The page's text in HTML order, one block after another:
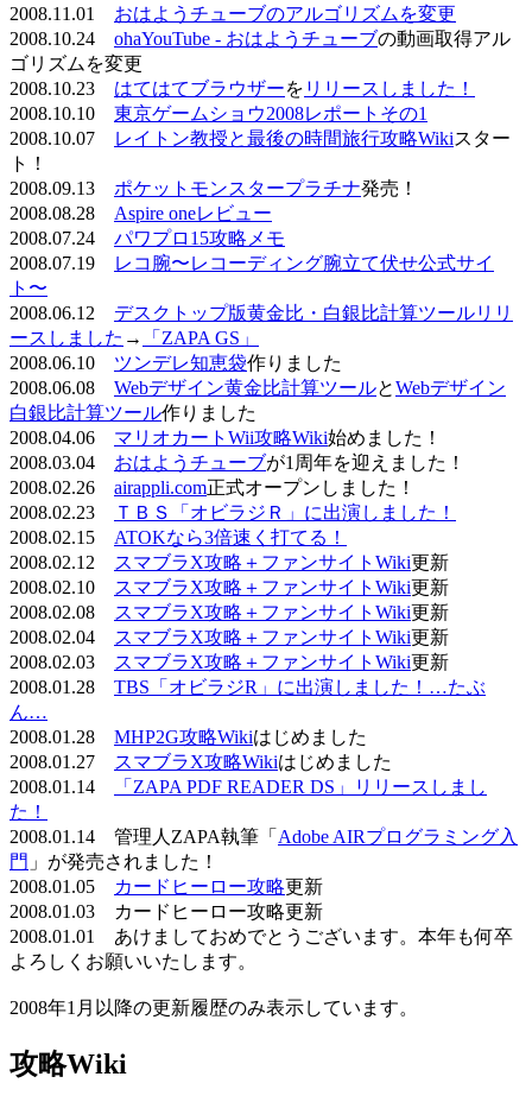
2008.11.01 おはようチューブのアルゴリズムを変更
2008.10.24 ohaYouTube - おはようチューブの動画取得アル
ゴリズムを変更
2008.10.23 はてはてブラウザーを リリースしました！
2008.10.10 東京ゲームショウ2008レポートその1
2008.10.07
レイトン教授と最後の時間旅行攻略Wikiスター
ト！
2008.09.13 ポケットモンスタープラチナ発売！
2008.08.28 Aspire oneレビュー
2008.07.24 パワプロ15攻略メモ
2008.07.19
レコ腕〜レコーディング腕立て伏せ公式サイ
ト〜
2008.06.12 デスクトップ版黄金比・白銀比計算ツールリリ
ースしました →
「ZAPA GS」
2008.06.10 ツンデレ知恵袋作りました
2008.06.08 Webデザイン黄金比計算ツールとWebデザイン
白銀比計算ツール作りました
2008.04.06 マリオカートWii攻略Wiki始めました！
2008.03.04 おはようチューブが1周年を迎えました！
2008.02.26 airappli.com正式オープンしました！
2008.02.23
ＴＢＳ「オビラジＲ」に出演しました！
2008.02.15 ATOKなら3倍速く打てる！
2008.02.12
スマブラX攻略＋ファンサイトWiki更新
2008.02.10
スマブラX攻略＋ファンサイトWiki更新
2008.02.08
スマブラX攻略＋ファンサイトWiki更新
2008.02.04
スマブラX攻略＋ファンサイトWiki更新
2008.02.03
スマブラX攻略＋ファンサイトWiki更新
2008.01.28 TBS「オビラジR」に出演しました！…たぶ
ん…
2008.01.28 MHP2G攻略Wikiはじめました
2008.01.27
スマブラX攻略Wikiはじめました
2008.01.14
「ZAPA PDF READER DS」リリースしまし
た！
2008.01.14 管理人ZAPA執筆「 Adobe AIRプログラミング入
門 」が発売されました！
2008.01.05
カードヒーロー攻略更新
2008.01.03 カードヒーロー攻略更新
2008.01.01 あけましておめでとうございます。本年も何卒
よろしくお願いいたします。
2008年1月以降の更新履歴のみ表示しています。
攻略Wiki